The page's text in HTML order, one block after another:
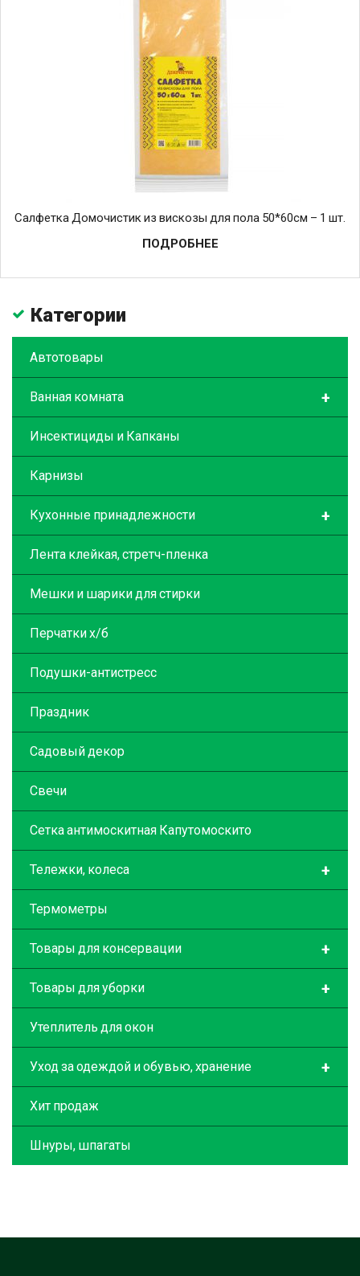
Салфетка Домочистик из вискозы для пола 50*60см – 1 шт.
ПОДРОБНЕЕ
Категории
Автотовары
+
Ванная комната
Инсектициды и Капканы
Карнизы
+
Кухонные принадлежности
Лента клейкая, стретч-пленка
Мешки и шарики для стирки
Перчатки х/б
Подушки-антистресс
Праздник
Садовый декор
Свечи
Сетка антимоскитная Капутомоскито
+
Тележки, колеса
Термометры
+
Товары для консервации
+
Товары для уборки
Утеплитель для окон
+
Уход за одеждой и обувью, хранение
Хит продаж
Шнуры, шпагаты